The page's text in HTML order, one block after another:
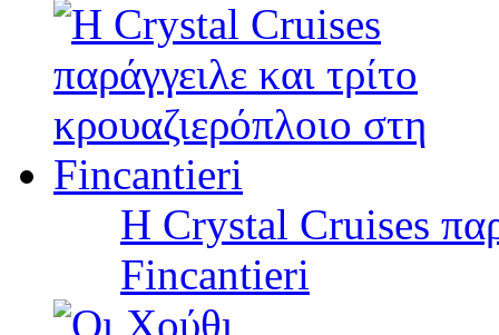
Η Crystal Cruises
Fincantieri